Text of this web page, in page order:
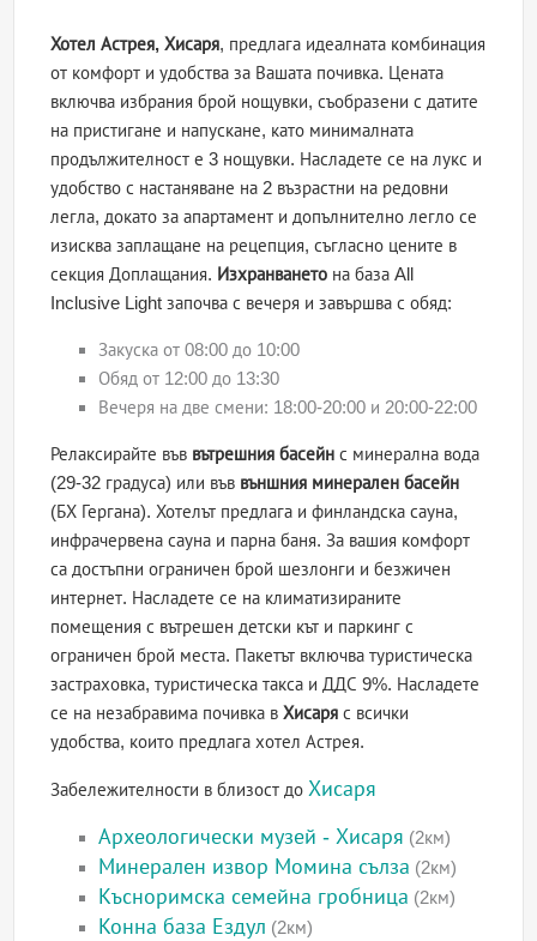
Хотел Астрея, Хисаря, предлага идеалната комбинация
от комфорт и удобства за Вашата почивка. Цената
включва избрания брой нощувки, съобразени с датите
на пристигане и напускане, като минималната
продължителност е 3 нощувки. Насладете се на лукс и
удобство с настаняване на 2 възрастни на редовни
легла, докато за апартамент и допълнително легло се
изисква заплащане на рецепция, съгласно цените в
секция Доплащания. Изхранването на база All
Inclusive Light започва с вечеря и завършва с обяд:
Закуска от 08:00 до 10:00
Обяд от 12:00 до 13:30
Вечеря на две смени: 18:00-20:00 и 20:00-22:00
Релаксирайте във вътрешния басейн с минерална вода
(29-32 градуса) или във външния минерален басейн
(БХ Гергана). Хотелът предлага и финландска сауна,
инфрачервена сауна и парна баня. За вашия комфорт
са достъпни ограничен брой шезлонги и безжичен
интернет. Насладете се на климатизираните
помещения с вътрешен детски кът и паркинг с
ограничен брой места. Пакетът включва туристическа
застраховка, туристическа такса и ДДС 9%. Насладете
се на незабравима почивка вХисаря с всички
удобства, които предлага хотел Астрея.
Забележителности в близост до Хисаря
Археологически музей - Хисаря (2км)
Минерален извор Момина сълза (2км)
Късноримска семейна гробница (2км)
Конна база Ездул (2км)